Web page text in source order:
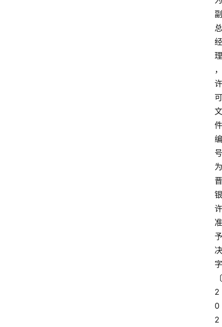
副
总
经
理
，
许
可
文
件
编
号
为
晋
银
许
准
予
决
字
〔
2
0
2